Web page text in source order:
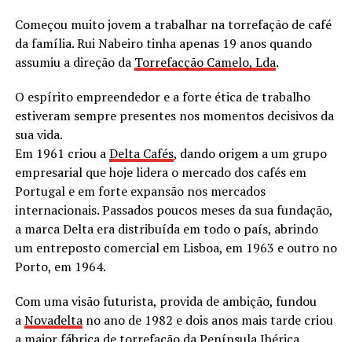
Começou muito jovem a trabalhar na torrefação de café
da família. Rui Nabeiro tinha apenas 19 anos quando
assumiu a direção da Torrefacção Camelo, Lda.
O espírito empreendedor e a forte ética de trabalho
estiveram sempre presentes nos momentos decisivos da
sua vida.
Em 1961 criou aDelta Cafés, dando origem a um grupo
empresarial que hoje lidera o mercado dos cafés em
Portugal e em forte expansão nos mercados
internacionais. Passados poucos meses da sua fundação,
a marca Delta era distribuída em todo o país, abrindo
um entreposto comercial em Lisboa, em 1963 e outro no
Porto, em 1964.
Com uma visão futurista, provida de ambição, fundou
aNovadeltano ano de 1982 e dois anos mais tarde criou